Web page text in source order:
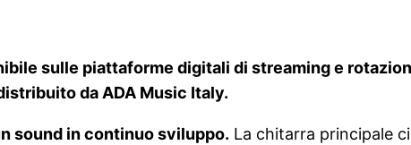
sulle piattaforme digitali di streaming e
da ADA Music Italy.
sound in continuo sviluppo. La chitarra principale